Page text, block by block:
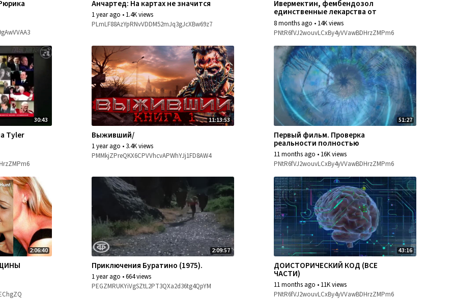
Анчартед: На картах не значится
1 year ago • 1.4K views
PLmLF88AzYpRNvVDDM52mJq3gJcXBw69z7
Ивермектин, фембендозол
единственные лекарства от
рака.... ДОЗИРОВКА.
8 months ago • 14K views
PNtR6fVJ2wouvLCxBy4yVVawBDHrzZMPm6
30:43
Tyler
11:13:53
Выживший/
1 year ago • 3.4K views
PMMkjZPreQKX6CPVVhcvAPWhYJj1FD8AW4
51:27
Первый фильм. Проверка
реальности полностью
11 months ago • 16K views
PNtR6fVJ2wouvLCxBy4yVVawBDHrzZMPm6
2:06:40 2:09:57
Приключения Буратино (1975).
1 year ago •664 views
PEGZMRUKYiVgSZtL2PT3QXa2d36tg4QpYM
43:16
ДОИСТОРИЧЕСКИЙ КОД (ВСЕ
ЧАСТИ)
11 months ago • 11K views
PNtR6fVJ2wouvLCxBy4yVVawBDHrzZMPm6